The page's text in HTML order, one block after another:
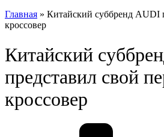
Главная » Китайский суббренд AUDI
кроссовер
Китайский
представил свой
кроссовер